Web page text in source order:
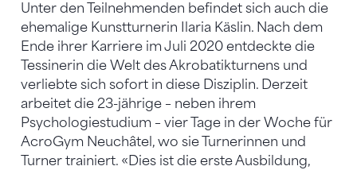
Unter den Teilnehmenden befindet sich auch die
ehemalige Kunstturnerin Ilaria Käslin. Nach dem
Ende ihrer Karriere im Juli 2020 entdeckte die
Tessinerin die Welt des Akrobatikturnens und
verliebte sich sofort in diese Disziplin. Derzeit
arbeitet die 23-jährige – neben ihrem
Psychologiestudium – vier Tage in der Woche für
AcroGym Neuchâtel, wo sie Turnerinnen und
Turner trainiert. «Dies ist die erste Ausbildung,